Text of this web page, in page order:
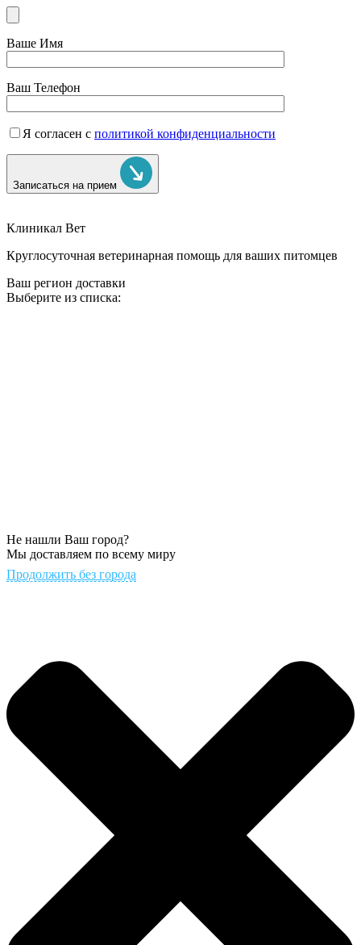
Ваше Имя
Ваш Телефон
Я согласен с политикой конфиденциальности
Записаться на прием
Клиникал Вет
Круглосуточная ветеринарная помощь для ваших питомцев
Ваш регион доставки
Выберите из списка:
Не нашли Ваш город?
Мы доставляем по всему миру
Продолжить без города